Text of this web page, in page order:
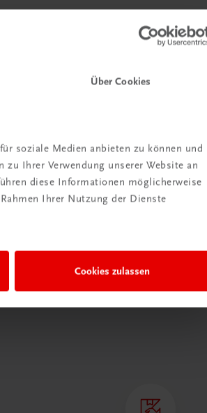
Über Cookies
soziale Medien anbieten zu können und
Ihrer Verwendung unserer Website an
diese Informationen möglicherweise
Ihrer Nutzung der Dienste
Cookies zulassen